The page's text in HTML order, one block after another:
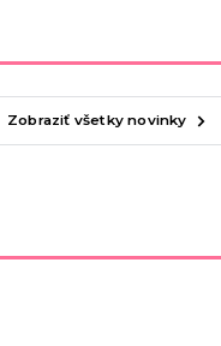
Zobraziť všetky novinky